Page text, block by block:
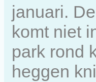
januari.
komt niet
park rond
heggen